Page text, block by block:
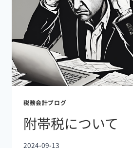
税務会計ブログ
附帯税について
2024-09-13